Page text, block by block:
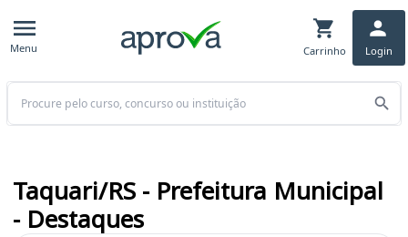
Menu Carrinho Login
Buscar
Taquari/RS - Prefeitura Municipal
- Destaques